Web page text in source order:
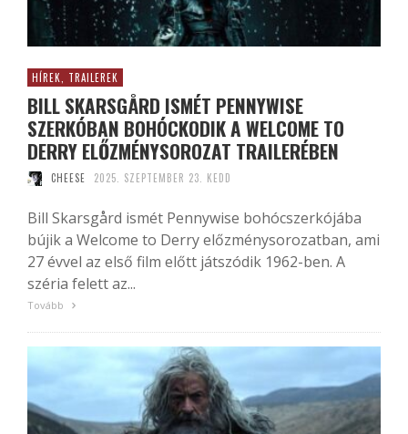
HÍREK, TRAILEREK
BILL SKARSGÅRD ISMÉT PENNYWISE
SZERKÓBAN BOHÓCKODIK A WELCOME TO
DERRY ELŐZMÉNYSOROZAT TRAILERÉBEN
CHEESE 2025. SZEPTEMBER 23. KEDD
Bill Skarsgård ismét Pennywise bohócszerkójába
bújik a Welcome to Derry előzménysorozatban, ami
27 évvel az első film előtt játszódik 1962-ben. A
széria felett az...
Tovább